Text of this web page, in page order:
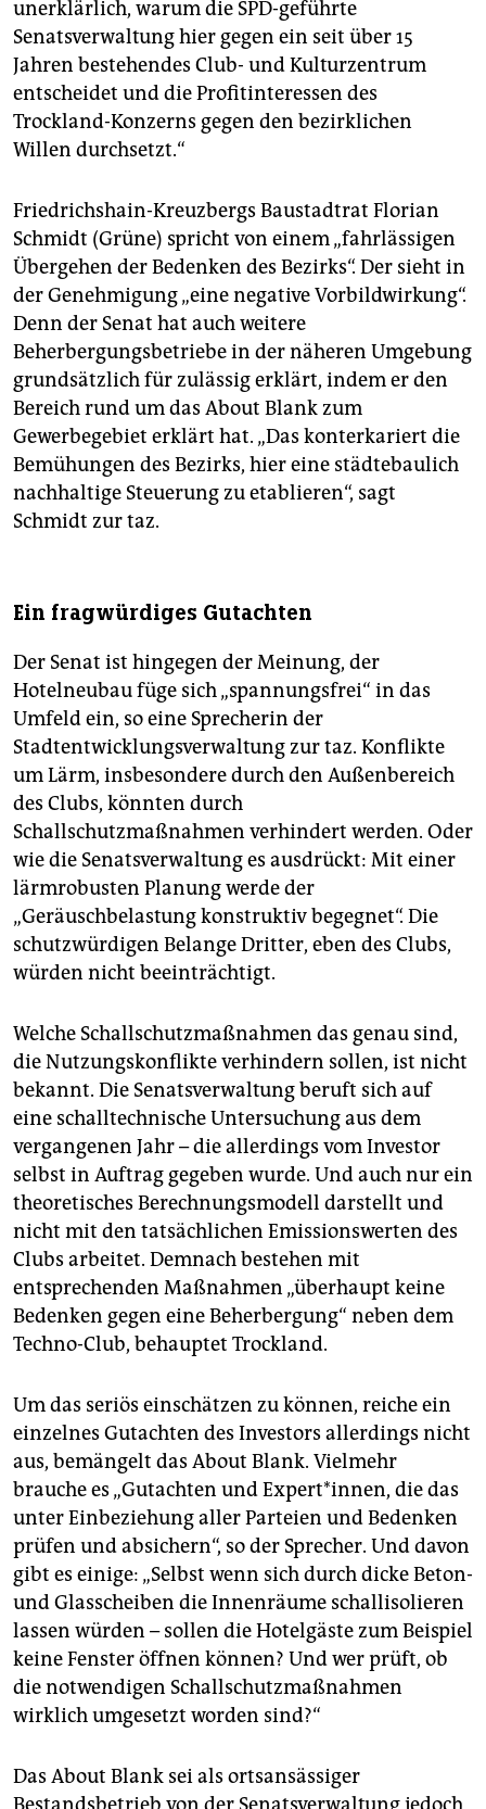
unerklärlich, warum die SPD-geführte
Senatsverwaltung hier gegen ein seit über 15
Jahren bestehendes Club- und Kulturzentrum
entscheidet und die Profitinteressen des
Trockland-Konzerns gegen den bezirklichen
Willen durchsetzt.“
Friedrichshain-Kreuzbergs Baustadtrat Florian
Schmidt (Grüne) spricht von einem „fahrlässigen
Übergehen der Bedenken des Bezirks“. Der sieht in
der Genehmigung „eine negative Vorbildwirkung“.
Denn der Senat hat auch weitere
Beherbergungsbetriebe in der näheren Umgebung
grundsätzlich für zulässig erklärt, indem er den
Bereich rund um das About Blank zum
Gewerbegebiet erklärt hat. „Das konterkariert die
Bemühungen des Bezirks, hier eine städtebaulich
nachhaltige Steuerung zu etablieren“, sagt
Schmidt zur taz.
Ein fragwürdiges Gutachten
Der Senat ist hingegen der Meinung, der
Hotelneubau füge sich „spannungsfrei“ in das
Umfeld ein, so eine Sprecherin der
Stadtentwicklungsverwaltung zur taz. Konflikte
um Lärm, insbesondere durch den Außenbereich
des Clubs, könnten durch
Schallschutzmaßnahmen verhindert werden. Oder
wie die Senatsverwaltung es ausdrückt: Mit einer
lärmrobusten Planung werde der
„Geräuschbelastung konstruktiv begegnet“. Die
schutzwürdigen Belange Dritter, eben des Clubs,
würden nicht beeinträchtigt.
Welche Schallschutzmaßnahmen das genau sind,
die Nutzungskonflikte verhindern sollen, ist nicht
bekannt. Die Senatsverwaltung beruft sich auf
eine schalltechnische Untersuchung aus dem
vergangenen Jahr – die allerdings vom Investor
selbst in Auftrag gegeben wurde. Und auch nur ein
theo­retisches Berechnungsmodell darstellt und
nicht mit den tatsächlichen Emissionswerten des
Clubs arbeitet. Demnach bestehen mit
entsprechenden Maßnahmen „überhaupt keine
Bedenken gegen eine Beherbergung“ neben dem
Techno-Club, behauptet Trockland.
Um das seriös einschätzen zu können, reiche ein
einzelnes Gutachten des Investors allerdings nicht
aus, bemängelt das About Blank. Vielmehr
brauche es „Gutachten und Expert*innen, die das
unter Einbeziehung aller Parteien und Bedenken
prüfen und absichern“, so der Sprecher. Und davon
gibt es einige: „Selbst wenn sich durch dicke Beton-
und Glasscheiben die Innenräume schallisolieren
lassen würden – sollen die Hotelgäste zum Beispiel
keine Fenster öffnen können? Und wer prüft, ob
die notwendigen Schallschutzmaßnahmen
wirklich umgesetzt worden sind?“
Das About Blank sei als ortsansässiger